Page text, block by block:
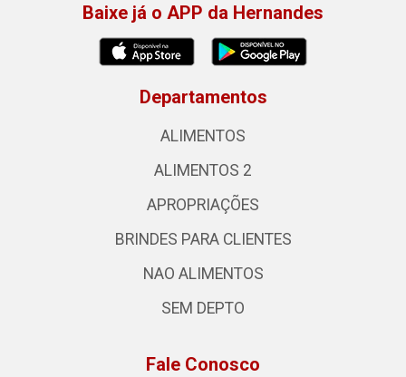
Baixe já o APP da Hernandes
Departamentos
ALIMENTOS
ALIMENTOS 2
APROPRIAÇÕES
BRINDES PARA CLIENTES
NAO ALIMENTOS
SEM DEPTO
Fale Conosco